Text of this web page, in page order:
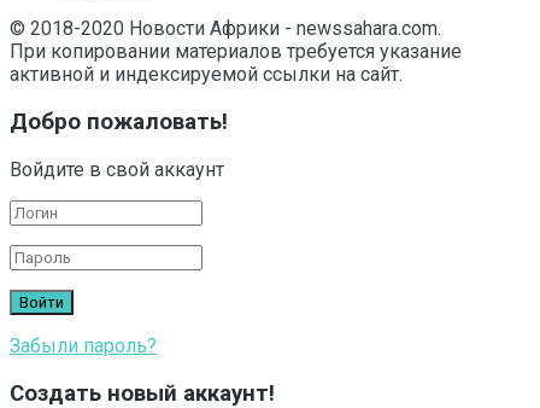
© 2018-2020 Новости Африки - newssahara.com.
При копировании материалов требуется указание
активной и индексируемой ссылки на сайт.
Добро пожаловать!
Войдите в свой аккаунт
Забыли пароль?
Создать новый аккаунт!